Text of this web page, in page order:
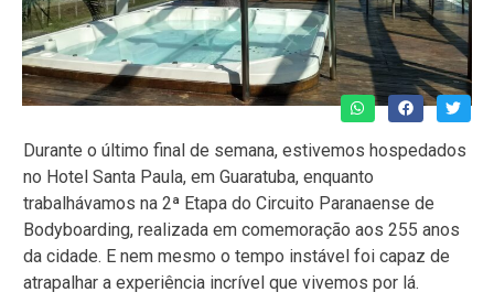
Durante o último final de semana, estivemos hospedados
no Hotel Santa Paula, em Guaratuba, enquanto
trabalhávamos na 2ª Etapa do Circuito Paranaense de
Bodyboarding, realizada em comemoração aos 255 anos
da cidade. E nem mesmo o tempo instável foi capaz de
atrapalhar a experiência incrível que vivemos por lá.